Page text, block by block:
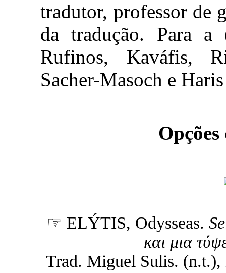
tradutor, professor de
da tradução. Para
Rufinos, Kaváfis,
Sacher-Masoch e
☞ ELÝTIS, Odysseas.
και μια
Trad. Miguel Sulis.